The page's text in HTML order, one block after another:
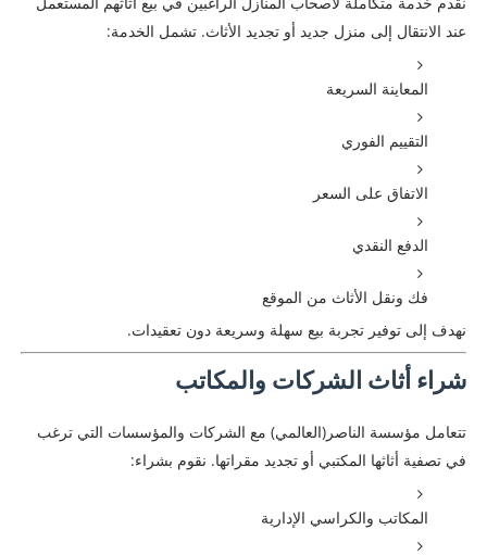
عند الانتقال إلى منزل جديد أو تجديد الأثاث. تشمل الخدمة:
المعاينة السريعة
التقييم الفوري
الاتفاق على السعر
الدفع النقدي
فك ونقل الأثاث من الموقع
نهدف إلى توفير تجربة بيع سهلة وسريعة دون تعقيدات.
شراء أثاث الشركات والمكاتب
تتعامل مؤسسة الناصر(العالمي) مع الشركات والمؤسسات التي ترغب
في تصفية أثاثها المكتبي أو تجديد مقراتها. نقوم بشراء:
المكاتب والكراسي الإدارية